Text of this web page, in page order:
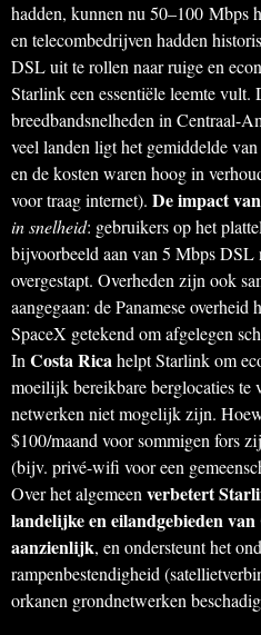
hadden, kunnen nu 50–100 Mbps
en telecombedrijven hadden
DSL uit te rollen naar ruige en
Starlink een essentiële leemte vult.
breedbandsnelheden in Centraal-
veel landen ligt het gemiddelde
en de kosten waren hoog in
voor traag internet). De impact
in snelheid: gebruikers op het
bijvoorbeeld aan van 5 Mbps
overgestapt. Overheden zijn ook
aangegaan: de Panamese overheid
SpaceX getekend om afgelegen
InCosta Ricahelpt Starlink om
moeilijk bereikbare berglocaties te
netwerken niet mogelijk zijn.
$100/maand voor sommigen fors
(bijv. privé-wifi voor een
Over het algemeenverbetert
landelijke en eilandgebieden
aanzienlijk, en ondersteunt het
rampenbestendigheid
orkanen grondnetwerken